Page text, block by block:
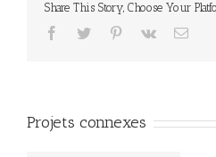
Share This Story, Choose Your
facebooktwitter pinterest
vk Email
Projets connexes